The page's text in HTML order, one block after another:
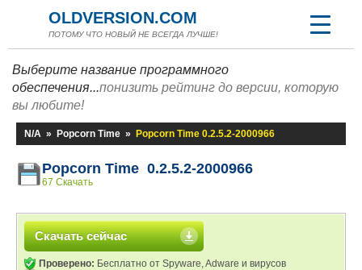
OLDVERSION.COM
ПОТОМУ ЧТО НОВЫЙ НЕ ВСЕГДА ЛУЧШЕ!
Выберите название программного
обеспечения...понизить рейтинг до версии, которую
вы любите!
N/A » Popcorn Time » Popcorn Time 0.2.5.2-2000966
Popcorn Time 0.2.5.2-2000966
67 Скачать
Скачать сейчас
Проверено: Бесплатно от Spyware, Adware и вирусов